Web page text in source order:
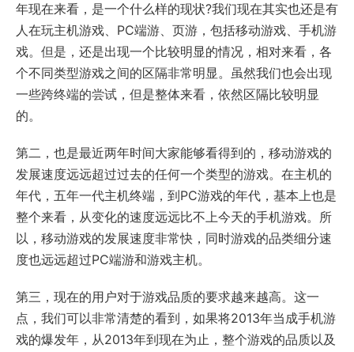
年现在来看，是一个什么样的现状?我们现在其实也还是有
人在玩主机游戏、PC端游、页游，包括移动游戏、手机游
戏。但是，还是出现一个比较明显的情况，相对来看，各
个不同类型游戏之间的区隔非常明显。虽然我们也会出现
一些跨终端的尝试，但是整体来看，依然区隔比较明显
的。
第二，也是最近两年时间大家能够看得到的，移动游戏的
发展速度远远超过过去的任何一个类型的游戏。在主机的
年代，五年一代主机终端，到PC游戏的年代，基本上也是
整个来看，从变化的速度远远比不上今天的手机游戏。所
以，移动游戏的发展速度非常快，同时游戏的品类细分速
度也远远超过PC端游和游戏主机。
第三，现在的用户对于游戏品质的要求越来越高。这一
点，我们可以非常清楚的看到，如果将2013年当成手机游
戏的爆发年，从2013年到现在为止，整个游戏的品质以及